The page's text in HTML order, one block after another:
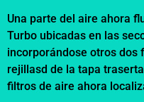
Una parte del aire ahora
Turbo ubicadas en las
incorporándose otros dos
rejillasd de la tapa
filtros de aire ahora